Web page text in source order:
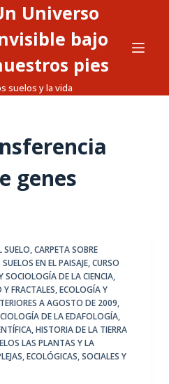
Universo
bajo
pies
suelos y la vida
genes
SUELO,CARPETA SOBRE
EN EL PAISAJE,CURSO
SOCIOLOGÍA DE LA CIENCIA,
FRACTALES,ECOLOGÍA Y
A AGOSTO DE 2009,
DE LA EDAFOLOGÍA,
,HISTORIA DE LA TIERRA
LAS PLANTAS Y LA
ECOLÓGICAS, SOCIALES Y